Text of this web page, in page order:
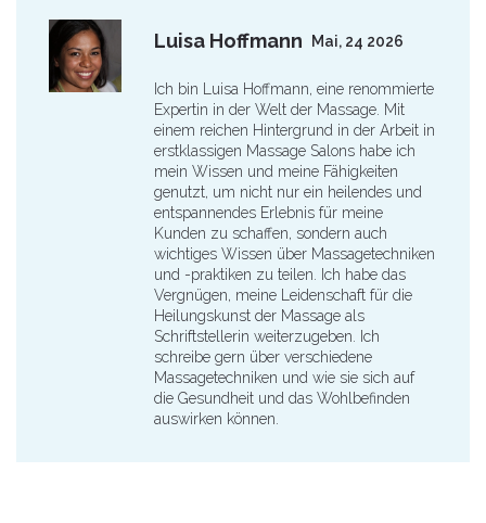
Luisa Hoffmann Mai, 24 2026
Ich bin Luisa Hoffmann, eine renommierte
Expertin in der Welt der Massage. Mit
einem reichen Hintergrund in der Arbeit in
erstklassigen Massage Salons habe ich
mein Wissen und meine Fähigkeiten
genutzt, um nicht nur ein heilendes und
entspannendes Erlebnis für meine
Kunden zu schaffen, sondern auch
wichtiges Wissen über Massagetechniken
und -praktiken zu teilen. Ich habe das
Vergnügen, meine Leidenschaft für die
Heilungskunst der Massage als
Schriftstellerin weiterzugeben. Ich
schreibe gern über verschiedene
Massagetechniken und wie sie sich auf
die Gesundheit und das Wohlbefinden
auswirken können.